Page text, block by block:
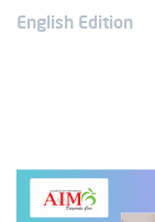
English Edition